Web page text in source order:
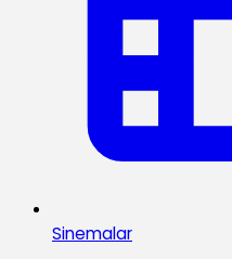
Sinemalar